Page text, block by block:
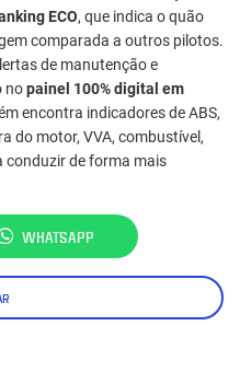
ECO, que indica o quão
comparada a outros pilotos.
de manutenção e
nopainel 100% digital em
encontra indicadores de ABS,
do motor, VVA, combustível,
conduzir de forma mais
WHATSAPP